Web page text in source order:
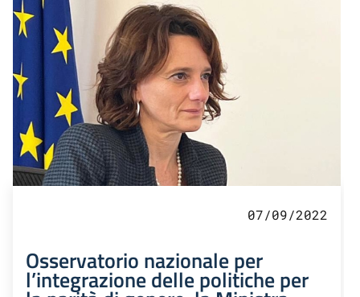
07/09/2022
Osservatorio nazionale per
l’integrazione delle politiche per